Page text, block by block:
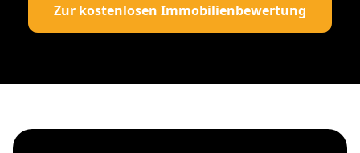
Zur kostenlosen Immobilienbewertung